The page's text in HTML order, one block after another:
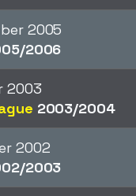
2005
2006
2003
2003/2004
2002
2003